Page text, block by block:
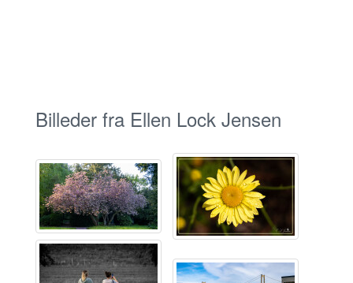
Billeder fra Ellen Lock Jensen